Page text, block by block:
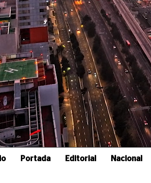
Portada Editorial Nacional